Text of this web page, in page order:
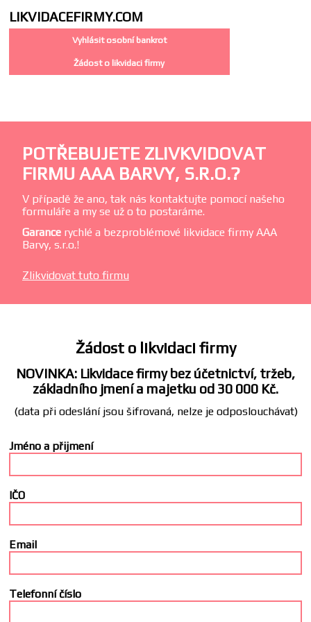
LIKVIDACEFIRMY.COM
Vyhlásit osobní bankrot
Žádost o likvidaci firmy
POTŘEBUJETE ZLIVKVIDOVAT
FIRMU AAA BARVY, S.R.O.?
V případě že ano, tak nás kontaktujte pomocí našeho
formuláře a my se už o to postaráme.
Garance rychlé a bezproblémové likvidace firmy AAA
Barvy, s.r.o.!
Zlikvidovat tuto firmu
Žádost o likvidaci firmy
NOVINKA: Likvidace firmy bez účetnictví, tržeb,
základního jmení a majetku od 30 000 Kč.
(data při odeslání jsou šifrovaná, nelze je odposlouchávat)
Jméno a přijmení
IČO
Email
Telefonní číslo